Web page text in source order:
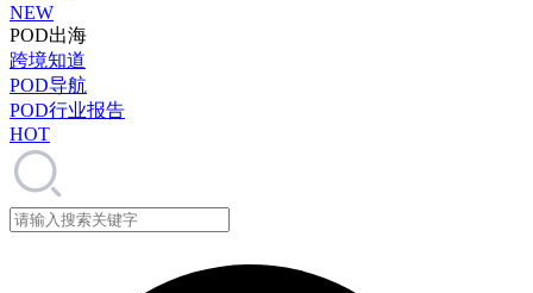
NEW
POD出海
跨境知道
POD导航
POD行业报告
HOT